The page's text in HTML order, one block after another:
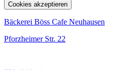
Cookies akzeptieren
Bäckerei Böss Cafe Neuhausen
Pforzheimer Str. 22